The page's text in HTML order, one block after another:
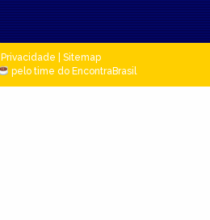
Privacidade
Sitemap
pelo time do EncontraBrasil